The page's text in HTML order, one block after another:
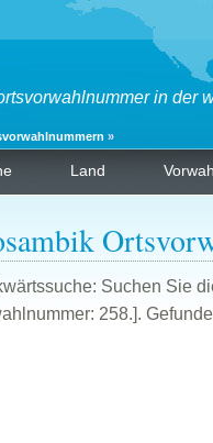
in der
»
Land
Suchen Sie
258.].